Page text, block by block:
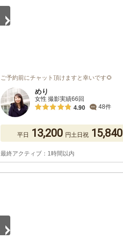
ご予約前にチャット頂けますと幸いです🌻
めり
女性 撮影実績66回
4.90
48件
平日 13,200 円土日祝 15,840
最終アクティブ：1時間以内